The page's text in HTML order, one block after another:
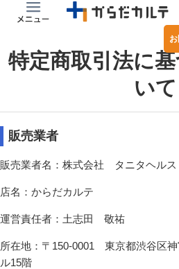
特定商取引法に
いて
販売業者
販売業者名：株式会社 タニタヘルス
店名：からだカルテ
運営責任者：土志田 敬祐
所在地：〒150-0001 東京都渋谷区
ル15階